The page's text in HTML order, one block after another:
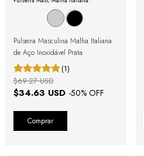
Pulseira Masculina Malha Italiana
de Aço Inoxidável Prata
(1)
$34.63 USD -50% OFF
$69.27 USD
Comprar